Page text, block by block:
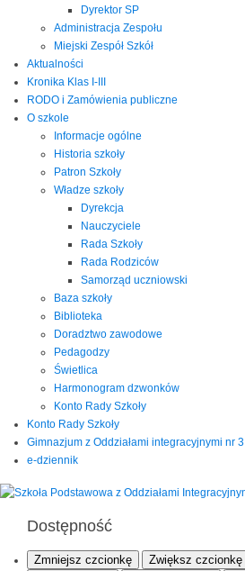
Dyrektor SP
Administracja Zespołu
Miejski Zespół Szkół
Aktualności
Kronika Klas I-III
RODO i Zamówienia publiczne
O szkole
Informacje ogólne
Historia szkoły
Patron Szkoły
Władze szkoły
Dyrekcja
Nauczyciele
Rada Szkoły
Rada Rodziców
Samorząd uczniowski
Baza szkoły
Biblioteka
Doradztwo zawodowe
Pedagodzy
Świetlica
Harmonogram dzwonków
Konto Rady Szkoły
Konto Rady Szkoły
Gimnazjum z Oddziałami integracyjnymi nr 3
e-dziennik
Dostępność
Zmniejsz czcionkę Zwiększ czcionkę